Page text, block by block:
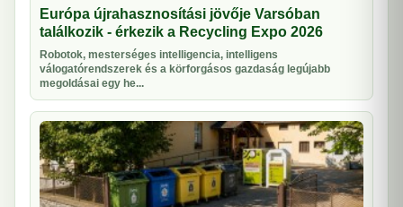
Európa újrahasznosítási jövője Varsóban
találkozik - érkezik a Recycling Expo 2026
Robotok, mesterséges intelligencia, intelligens
válogatórendszerek és a körforgásos gazdaság legújabb
megoldásai egy he...